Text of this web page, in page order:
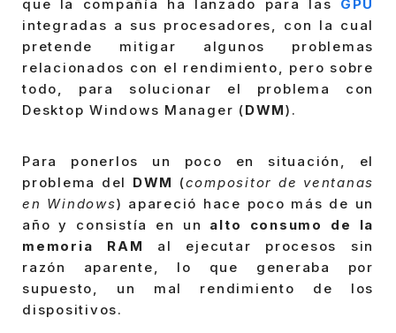
que la compañía ha lanzado para las GPU
integradas a sus procesadores, con la cual
pretende mitigar algunos problemas
relacionados con el rendimiento, pero sobre
todo, para solucionar el problema con
Desktop Windows Manager (DWM).
Para ponerlos un poco en situación, el
problema del DWM (compositor de ventanas
en Windows) apareció hace poco más de un
año y consistía en un alto consumo de la
memoria RAM
al ejecutar procesos sin
razón aparente, lo que generaba por
supuesto, un mal rendimiento de los
dispositivos.